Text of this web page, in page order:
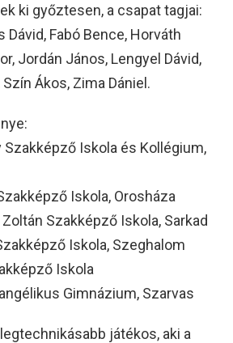
ki győztesen, a csapat tagjai:
Dávid, Fabó Bence, Horváth
Jordán János, Lengyel Dávid,
Ákos, Zima Dániel.
Iskola és Kollégium,
Iskola, Orosháza
Szakképző Iskola, Sarkad
Iskola, Szeghalom
Iskola
Gimnázium, Szarvas
játékos, aki a